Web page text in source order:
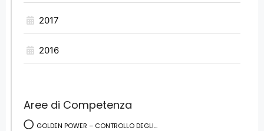
2017
2016
Aree di Competenza
GOLDEN POWER – CONTROLLO DEGLI...